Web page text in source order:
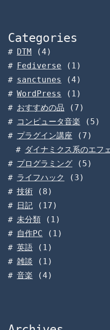
Categories
DTM (4)
Fediverse (1)
sanctunes
(4)
WordPress
(1)
おすすめの品 (7)
コンピュータ音楽 (5)
プラグイン講座 (7)
ダイナミクス系のエフ
プログラミング (5)
ライフハック
(3)
技術 (8)
日記 (17)
未分類 (1)
自作PC (1)
英語 (1)
雑談 (1)
音楽 (4)